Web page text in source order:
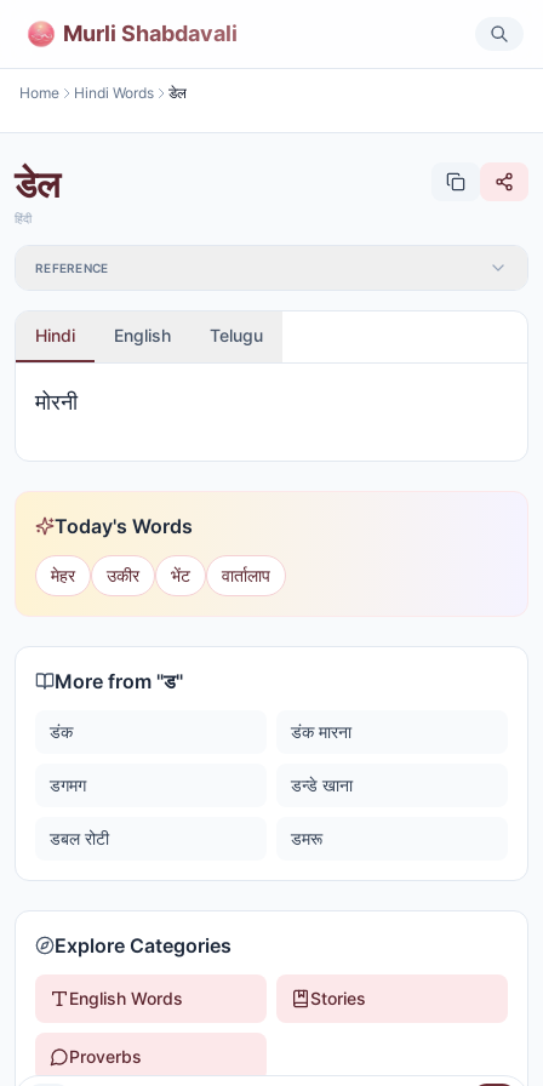
Murli Shabdavali
Home Hindi Words डेल
डेल
हिंदी
REFERENCE
Hindi English Telugu
मोरनी
Today's Words
मेहर उकीर भेंट वार्तालाप
More from "ड"
डंक डंक मारना
डगमग डन्डे खाना
डबल रोटी डमरू
Explore Categories
English Words Stories
Proverbs